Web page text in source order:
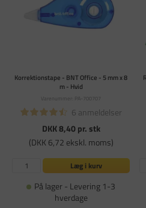
Korrektionstape - BNT Office - 5 mm x 8
m - Hvid
Varenummer: PA-700707
6 anmeldelser
DKK 8,40pr. stk
(DKK 6,72 ekskl. moms)
Læg i kurv
På lager - Levering 1-3
hverdage